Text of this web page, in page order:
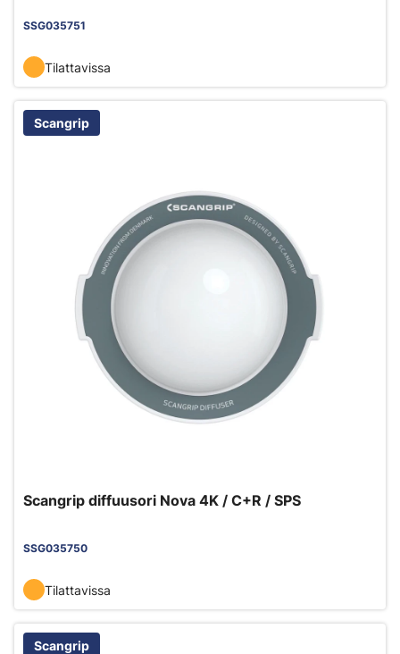
SSG035751
Tilattavissa
Scangrip
Scangrip diffuusori Nova 4K / C+R / SPS
SSG035750
Tilattavissa
Scangrip